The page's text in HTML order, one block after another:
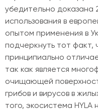
убедительно
использования в
опытом применения в
подчеркнуть тот факт,
принципиально
так как является
очищающей
грибов и вирусов в
того, экосистема HYLA